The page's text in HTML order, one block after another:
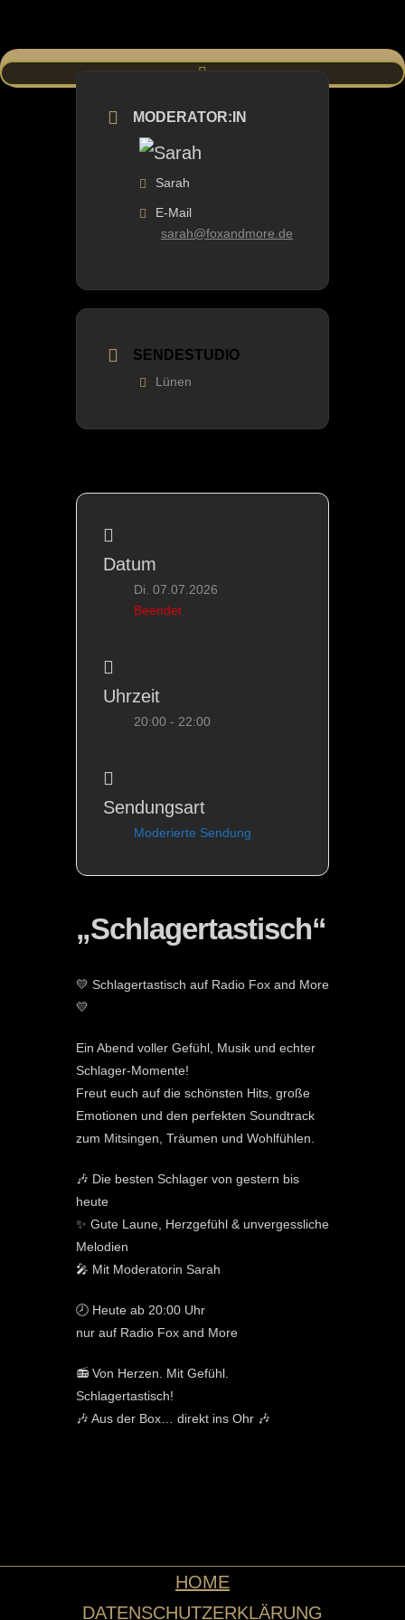
MODERATOR:IN
Sarah
E-Mail
sarah@foxandmore.de
SENDESTUDIO
Lünen
Datum
Di. 07.07.2026
Beendet
Uhrzeit
20:00 - 22:00
Sendungsart
Moderierte Sendung
„Schlagertastisch“
💛 Schlagertastisch auf Radio Fox and More
💛
Ein Abend voller Gefühl, Musik und echter
Schlager-Momente!
Freut euch auf die schönsten Hits, große
Emotionen und den perfekten Soundtrack
zum Mitsingen, Träumen und Wohlfühlen.
🎶 Die besten Schlager von gestern bis
heute
✨ Gute Laune, Herzgefühl & unvergessliche
Melodien
🎤 Mit Moderatorin Sarah
🕗 Heute ab 20:00 Uhr
nur auf Radio Fox and More
📻 Von Herzen. Mit Gefühl.
Schlagertastisch!
🎶 Aus der Box… direkt ins Ohr 🎶
HOME
DATENSCHUTZERKLÄRUNG